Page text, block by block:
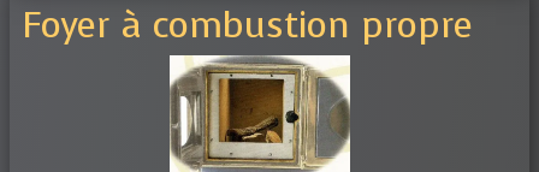
Foyer à combustion propre